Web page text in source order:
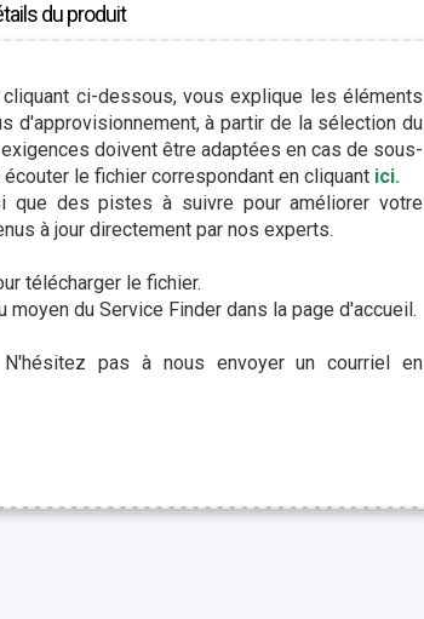
du produit
ci-dessous, vous explique les éléments
d'approvisionnement, à partir de la sélection du
doivent être adaptées en cas de sous-
le fichier correspondant en cliquant ici.
que des pistes à suivre pour améliorer votre
à jour directement par nos experts.
télécharger le fichier.
moyen du Service Finder dans la page d'accueil.
pas à nous envoyer un courriel en